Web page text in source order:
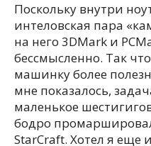
Поскольку внутри
интеловская пара
на него 3DMark и
бессмысленно. Так
машинку более
мне показалось,
маленькое
бодро
StarCraft. Хотел я еще